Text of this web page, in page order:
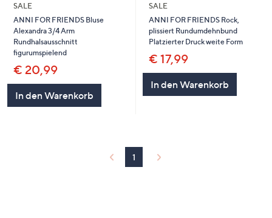
SALE
ANNI FOR FRIENDS Bluse
Alexandra 3/4 Arm
Rundhalsausschnitt
figurumspielend
€ 20,99
In den Warenkorb
SALE
ANNI FOR FRIENDS Rock,
plissiert Rundumdehnbund
Platzierter Druck weite Form
€ 17,99
In den Warenkorb
1